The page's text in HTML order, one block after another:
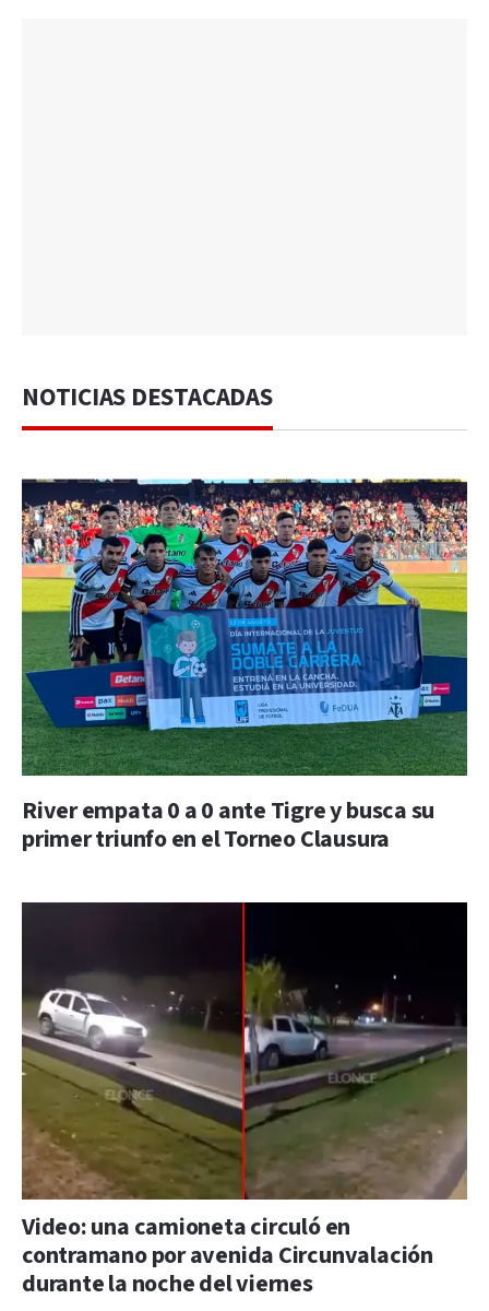
NOTICIAS DESTACADAS
River empata 0 a 0 ante Tigre y busca su
primer triunfo en el Torneo Clausura
Video: una camioneta circuló en
contramano por avenida Circunvalación
durante la noche del viernes